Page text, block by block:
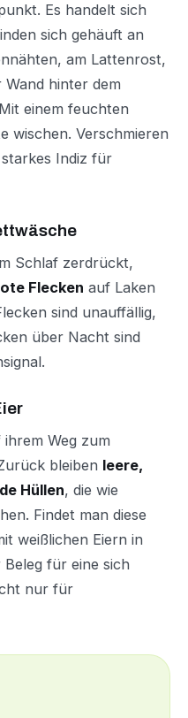
Es handelt sich
sich gehäuft an
am Lattenrost,
hinter dem
einem feuchten
wischen. Verschmieren
Indiz für
Schlaf zerdrückt,
Flecken auf Laken
sind unauffällig,
über Nacht sind
Weg zum
bleiben leere,
Hüllen, die wie
Findet man diese
weißlichen Eiern in
für eine sich
nur für